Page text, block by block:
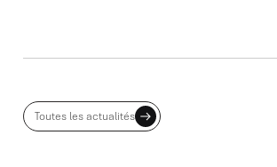
ACTUALITES
Toutes les actualités